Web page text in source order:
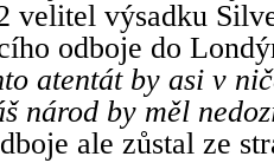
velitel výsadku
odboje do
atentát by asi v
národ by měl
ale zůstal ze